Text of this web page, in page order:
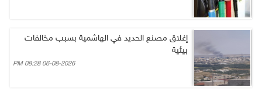
إغلاق مصنع الحديد في الهاشمية بسبب مخالفات
بيئية
06-08-2026 08:28 PM